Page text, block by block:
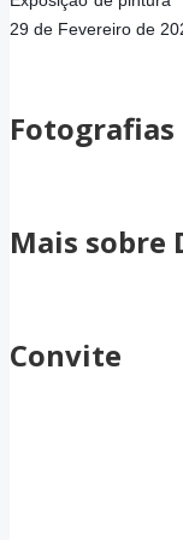
29 de Fevereiro de
Fotografias
Mais sobre
Convite